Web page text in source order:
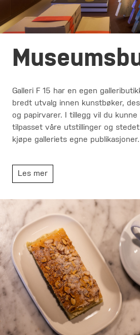
Galleri F 15 har en egen
bredt utvalg innen kunstbøker,
og papirvarer. I tillegg vil du
tilpasset våre utstillinger og
kjøpe galleriets egne publikasjoner.
Les mer